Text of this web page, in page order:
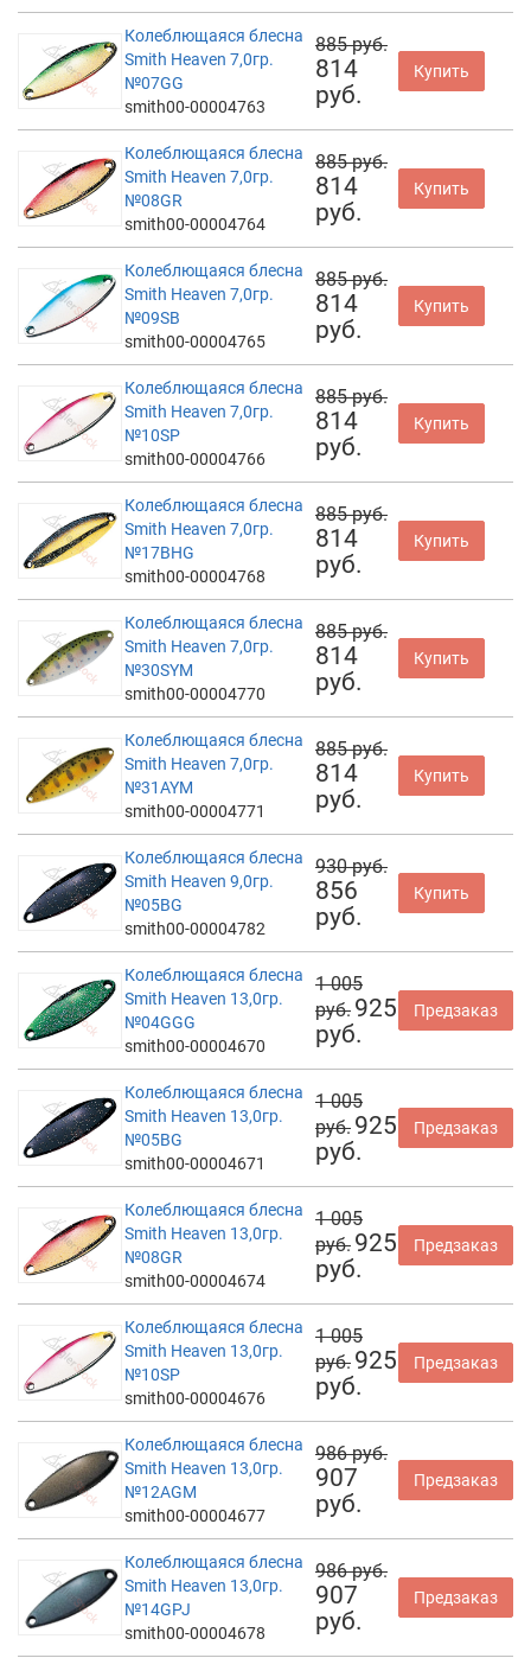
Колеблющаяся блесна
Smith Heaven 7,0гр.
№07GG
smith00-00004763
885 руб.
814
руб.
Купить
Колеблющаяся блесна
Smith Heaven 7,0гр.
№08GR
smith00-00004764
885 руб.
814
руб.
Купить
Колеблющаяся блесна
Smith Heaven 7,0гр.
№09SB
smith00-00004765
885 руб.
814
руб.
Купить
Колеблющаяся блесна
Smith Heaven 7,0гр.
№10SP
smith00-00004766
885 руб.
814
руб.
Купить
Колеблющаяся блесна
Smith Heaven 7,0гр.
№17BHG
smith00-00004768
885 руб.
814
руб.
Купить
Колеблющаяся блесна
Smith Heaven 7,0гр.
№30SYM
smith00-00004770
885 руб.
814
руб.
Купить
Колеблющаяся блесна
Smith Heaven 7,0гр.
№31AYM
smith00-00004771
885 руб.
814
руб.
Купить
Колеблющаяся блесна
Smith Heaven 9,0гр.
№05BG
smith00-00004782
930 руб.
856
руб.
Купить
Колеблющаяся блесна
Smith Heaven 13,0гр.
№04GGG
smith00-00004670
1 005
руб. 925
руб.
Предзаказ
Колеблющаяся блесна
Smith Heaven 13,0гр.
№05BG
smith00-00004671
1 005
руб. 925
руб.
Предзаказ
Колеблющаяся блесна
Smith Heaven 13,0гр.
№08GR
smith00-00004674
1 005
руб. 925
руб.
Предзаказ
Колеблющаяся блесна
Smith Heaven 13,0гр.
№10SP
smith00-00004676
1 005
руб. 925
руб.
Предзаказ
Колеблющаяся блесна
Smith Heaven 13,0гр.
№12AGM
smith00-00004677
986 руб.
907
руб.
Предзаказ
Колеблющаяся блесна
Smith Heaven 13,0гр.
№14GPJ
smith00-00004678
986 руб.
907
руб.
Предзаказ